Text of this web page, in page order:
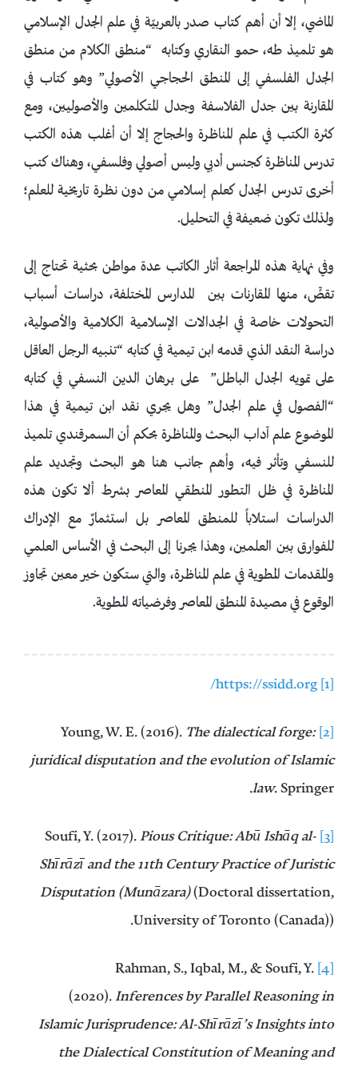
الماضي، إلا أن أهم كتاب صدر بالعربيّة في علم الجدل الإسلامي
هو تلميذ طه، حمو النقاري وكتابه “منطق الكلام من منطق
الجدل الفلسفي إلى المنطق الحجاجي الأصولي” وهو كتاب في
المقارنة بين جدل الفلاسفة وجدل المتكلمين والأصوليين، ومع
كثرة الكتب في علم المناظرة والحجاج إلا أن أغلب هذه الكتب
تدرس المناظرة كجنس أدبي وليس أصولي وفلسفي، وهناك كتب
أخرى تدرس الجدل كعلم إسلامي من دون نظرة تاريخية للعلم؛
ولذلك تكون ضعيفة في التحليل.
وفي نهاية هذه المراجعة أثار الكاتب عدة مواطن بحثية تحتاج إلى
تقصٍّ، منها المقارنات بين المدارس المختلفة، دراسات أسباب
التحولات خاصة في الجدالات الإسلامية الكلامية والأصولية،
دراسة النقد الذي قدمه ابن تيمية في كتابه “تنبيه الرجل العاقل
على تمويه الجدل الباطل” على برهان الدين النسفي في كتابه
“الفصول في علم الجدل” وهل يجري نقد ابن تيمية في هذا
الموضوع علم آداب البحث والمناظرة بحكم أن السمرقندي تلميذ
للنسفي وتأثر فيه، وأهم جانب هنا هو البحث وتجديد علم
المناظرة في ظل التطور المنطقي المعاصر بشرط ألا تكون هذه
الدراسات استلاباً للمنطق المعاصر بل استثمارٌ مع الإدراك
للفوارق بين العلمين، وهذا يجرنا إلى البحث في الأساس العلمي
والمقدمات المطوية في علم المناظرة، والتي ستكون خير معين تجاوز
الوقوع في مصيدة المنطق المعاصر وفرضياته المطوية.
[1]
https://ssidd.org/
[2]
Young, W. E. (2016).
The dialectical forge:
juridical disputation and the evolution of Islamic
law. Springer.‏
[3]
Pious Critique: Abū Ishāq al-
Shīrāzī and the 11th Century Practice of Juristic
Disputation (Munāzara)(Doctoral dissertation,
University of Toronto (Canada)).‏
[4]
Rahman, S., Iqbal, M., & Soufi, Y.
(2020).Inferences by Parallel Reasoning in
Islamic Jurisprudence: Al-Shīrāzī’s Insights into
the Dialectical Constitution of Meaning and